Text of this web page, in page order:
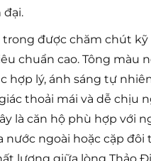
đại.
trong được chăm chút kỹ
chuẩn cao. Tông màu
hợp lý, ánh sáng tự
thoải mái và dễ chịu
là căn hộ phù hợp với
nước ngoài hoặc cặp đôi
lượng giữa lòng Thảo